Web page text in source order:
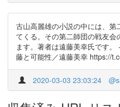
古山高麗雄の小説の中には、第
てくる。その第二師団の戦友会
ます。著者は遠藤美幸氏です
藤と可能性／遠藤美幸 https://
2020-03-03 23:03:24